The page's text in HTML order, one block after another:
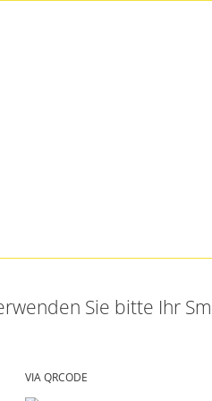
Sie bitte Ihr
VIA QRCODE